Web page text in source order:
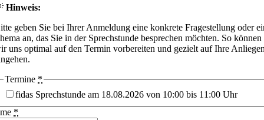
Hinweis:
geben Sie bei Ihrer Anmeldung eine konkrete Fragestellung oder
an, das Sie in der Sprechstunde besprechen möchten. So können
uns optimal auf den Termin vorbereiten und gezielt auf Ihre
Termine *
fidas Sprechstunde am 18.08.2026 von 10:00 bis 11:00 Uhr
*